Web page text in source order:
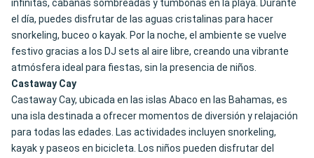
infinitas, cabañas sombreadas y tumbonas en la playa. Durante
el día, puedes disfrutar de las aguas cristalinas para hacer
snorkeling, buceo o kayak. Por la noche, el ambiente se vuelve
festivo gracias a los DJ sets al aire libre, creando una vibrante
atmósfera ideal para fiestas, sin la presencia de niños.
Castaway Cay
Castaway Cay, ubicada en las islas Abaco en las Bahamas, es
una isla destinada a ofrecer momentos de diversión y relajación
para todas las edades. Las actividades incluyen snorkeling,
kayak y paseos en bicicleta. Los niños pueden disfrutar del